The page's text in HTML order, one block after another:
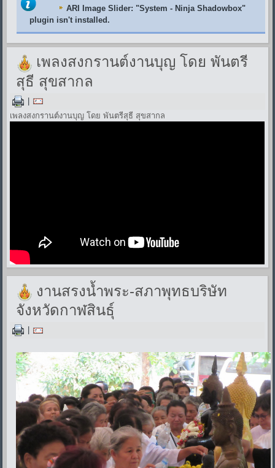
ARI Image Slider: "System - Ninja Shadowbox"
plugin isn't installed.
เพลงสงกรานต์งานบุญ โดย พันตรี
สุธี สุขสากล
|
เพลงสงกรานต์งานบุญ โดย พันตรีสุธี สุขสากล
งานสรงน้ำพระ-สภาพุทธบริษัท
จังหวัดกาฬสินธุ์